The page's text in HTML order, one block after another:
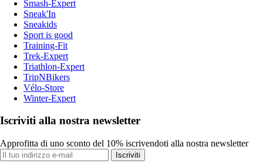
Smash-Expert
Sneak'In
Sneakids
Sport is good
Training-Fit
Trek-Expert
Triathlon-Expert
TripNBikers
Vélo-Store
Winter-Expert
Iscriviti alla nostra newsletter
Approfitta di uno sconto del 10% iscrivendoti alla nostra newsletter
Iscriviti